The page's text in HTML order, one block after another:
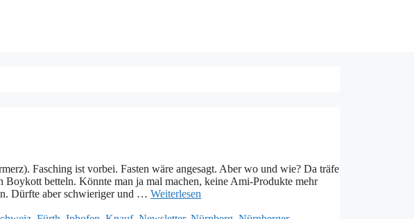
Fasching ist vorbei. Fasten wäre angesagt. Aber wo und wie? Da träfe
Boykott betteln. Könnte man ja mal machen, keine Ami-Produkte mehr
Dürfte aber schwieriger und … Weiterlesen